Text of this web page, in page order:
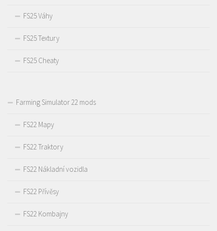
FS25 Váhy
FS25 Textury
FS25 Cheaty
Farming Simulator 22 mods
FS22 Mapy
FS22 Traktory
FS22 Nákladní vozidla
FS22 Přívěsy
FS22 Kombajny